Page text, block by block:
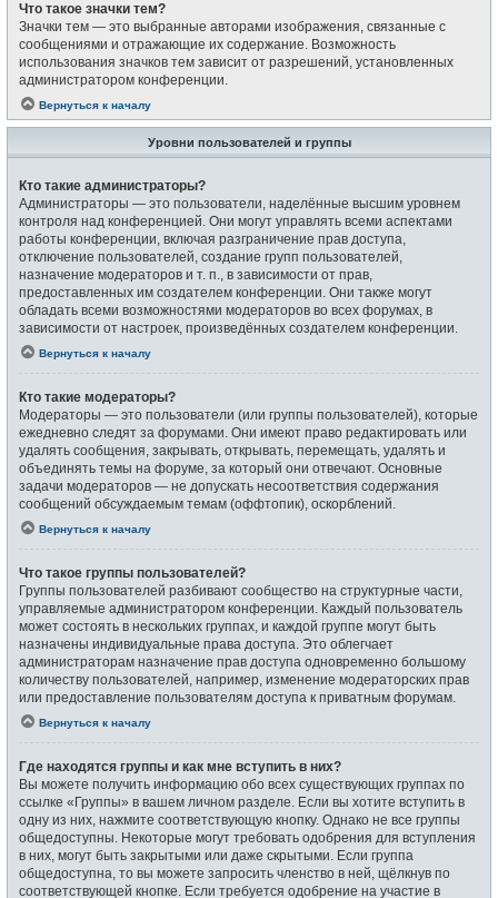
Что такое значки тем?
Значки тем — это выбранные авторами изображения, связанные с
сообщениями и отражающие их содержание. Возможность
использования значков тем зависит от разрешений, установленных
администратором конференции.
Вернуться к началу
Уровни пользователей и группы
Кто такие администраторы?
Администраторы — это пользователи, наделённые высшим уровнем
контроля над конференцией. Они могут управлять всеми аспектами
работы конференции, включая разграничение прав доступа,
отключение пользователей, создание групп пользователей,
назначение модераторов и т. п., в зависимости от прав,
предоставленных им создателем конференции. Они также могут
обладать всеми возможностями модераторов во всех форумах, в
зависимости от настроек, произведённых создателем конференции.
Вернуться к началу
Кто такие модераторы?
Модераторы — это пользователи (или группы пользователей), которые
ежедневно следят за форумами. Они имеют право редактировать или
удалять сообщения, закрывать, открывать, перемещать, удалять и
объединять темы на форуме, за который они отвечают. Основные
задачи модераторов — не допускать несоответствия содержания
сообщений обсуждаемым темам (оффтопик), оскорблений.
Вернуться к началу
Что такое группы пользователей?
Группы пользователей разбивают сообщество на структурные части,
управляемые администратором конференции. Каждый пользователь
может состоять в нескольких группах, и каждой группе могут быть
назначены индивидуальные права доступа. Это облегчает
администраторам назначение прав доступа одновременно большому
количеству пользователей, например, изменение модераторских прав
или предоставление пользователям доступа к приватным форумам.
Вернуться к началу
Где находятся группы и как мне вступить в них?
Вы можете получить информацию обо всех существующих группах по
ссылке «Группы» в вашем личном разделе. Если вы хотите вступить в
одну из них, нажмите соответствующую кнопку. Однако не все группы
общедоступны. Некоторые могут требовать одобрения для вступления
в них, могут быть закрытыми или даже скрытыми. Если группа
общедоступна, то вы можете запросить членство в ней, щёлкнув по
соответствующей кнопке. Если требуется одобрение на участие в